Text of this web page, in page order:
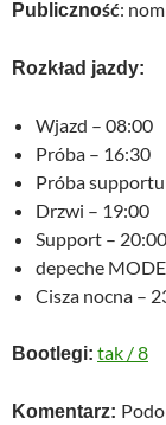
Publiczność:
Rozkład jazdy:
Wjazd – 08:00
Próba – 16:30
Próba
Drzwi – 19:00
Support –
depeche
Cisza nocna –
Bootlegi: tak /8
Komentarz: